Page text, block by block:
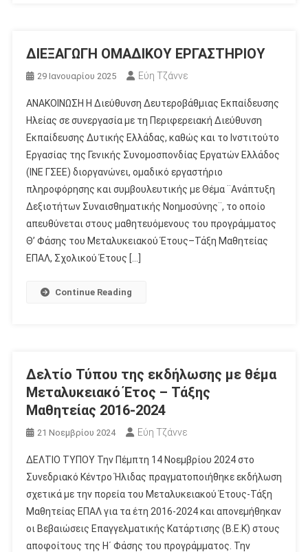
ΔΙΕΞΑΓΩΓΗ ΟΜΑΔΙΚΟΥ ΕΡΓΑΣΤΗΡΙΟΥ
29 Ιανουαρίου 2025 Εύη Τζάννε
ΑΝΑΚΟΙΝΩΣΗ H Διεύθυνση Δευτεροβάθμιας Εκπαίδευσης
Ηλείας σε συνεργασία με τη Περιφερειακή Διεύθυνση
Εκπαίδευσης Δυτικής Ελλάδας, καθώς και το Ινστιτούτο
Εργασίας της Γενικής Συνομοσπονδίας Εργατών Ελλάδος
(ΙΝΕ ΓΣΕΕ) διοργανώνει, ομαδικό εργαστήριο
πληροφόρησης και συμβουλευτικής με Θέμα ¨Ανάπτυξη
Δεξιοτήτων Συναισθηματικής Νοημοσύνης¨, το οποίο
απευθύνεται στους μαθητευόμενους του προγράμματος
Θ’ Φάσης του Μεταλυκειακού Έτους–Τάξη Μαθητείας
ΕΠΑΛ, Σχολικού Έτους […]
Continue Reading
Δελτίο Τύπου της εκδήλωσης με θέμα
Μεταλυκειακό Έτος – Τάξης
Μαθητείας 2016-2024
21 Νοεμβρίου 2024 Εύη Τζάννε
ΔΕΛΤΙΟ ΤΥΠΟΥ Την Πέμπτη 14 Νοεμβρίου 2024 στο
Συνεδριακό Κέντρο Ήλιδας πραγματοποιήθηκε εκδήλωση
σχετικά με την πορεία του Μεταλυκειακού Έτους-Τάξη
Μαθητείας ΕΠΑΛ για τα έτη 2016-2024 και απονεμήθηκαν
οι Βεβαιώσεις Επαγγελματικής Κατάρτισης (Β.Ε.Κ) στους
αποφοίτους της H΄ Φάσης του προγράμματος. Την